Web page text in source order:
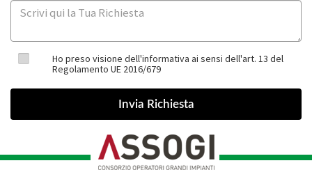
Ho preso visione dell'informativa ai sensi dell'art. 13 del
Regolamento UE 2016/679